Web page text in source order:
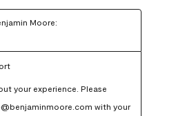
Moore:
your experience. Please
with your